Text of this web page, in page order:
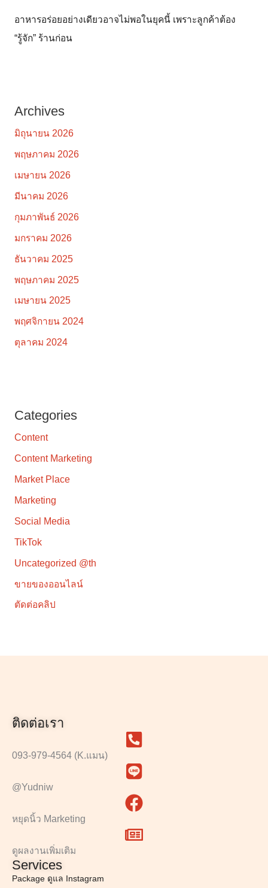
อาหารอร่อยอย่างเดียวอาจไม่พอในยุคนี้ เพราะลูกค้าต้อง
“รู้จัก” ร้านก่อน
Archives
มิถุนายน 2026
พฤษภาคม 2026
เมษายน 2026
มีนาคม 2026
กุมภาพันธ์ 2026
มกราคม 2026
ธันวาคม 2025
พฤษภาคม 2025
เมษายน 2025
พฤศจิกายน 2024
ตุลาคม 2024
Categories
Content
Content Marketing
Market Place
Marketing
Social Media
TikTok
Uncategorized @th
ขายของออนไลน์
ตัดต่อคลิป
ติดต่อเรา
093-979-4564 (K.แมน)
@Yudniw
หยุดนิ้ว Marketing
ดูผลงานเพิ่มเติม
Services
Package ดูแล Instagram